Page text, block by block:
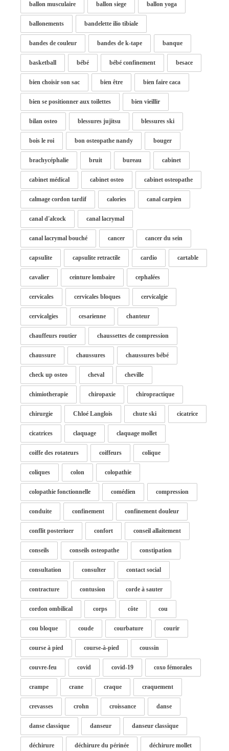
ballon musculaire ballon siege ballon yoga
ballonements bandelette ilio tibiale
bandes de couleur bandes de k-tape banque
basketball bébé bébé confinement besace
bien choisir son sac bien être bien faire caca
bien se positionner aux toilettes bien vieillir
bilan osteo blessures jujitsu blessures ski
bois le roi bon osteopathe nandy bouger
brachycéphalie bruit bureau cabinet
cabinet médical cabinet osteo cabinet osteopathe
calmage cordon tardif calories canal carpien
canal d'alcock canal lacrymal
canal lacrymal bouché cancer cancer du sein
capsulite capsulite retractile cardio cartable
cavalier ceinture lombaire cephalées
cervicales cervicales bloques cervicalgie
cervicalgies cesarienne chanteur
chauffeurs routier chaussettes de compression
chaussure chaussures chaussures bébé
check up osteo cheval cheville
chimiotherapie chiropaxie chiropractique
chirurgie Chloé Langlois chute ski cicatrice
cicatrices claquage claquage mollet
coiffe des rotateurs coiffeurs colique
coliques colon colopathie
colopathie fonctionnelle comédien compression
conduite confinement confinement douleur
conflit posteriuer confort conseil allaitement
conseils conseils osteopathe constipation
consultation consulter contact social
contracture contusion corde à sauter
cordon ombilical corps côte cou
cou bloque coude courbature courir
course à pied course-à-pied coussin
couvre-feu covid covid-19 coxo fémorales
crampe crane craque craquement
crevasses crohn croissance danse
danse classique danseur danseur classique
déchirure déchirure du périnée déchirure mollet